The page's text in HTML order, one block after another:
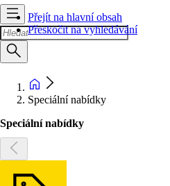
Přejít na hlavní obsah
Přeskočit na vyhledávání
Speciální nabídky
Speciální nabídky